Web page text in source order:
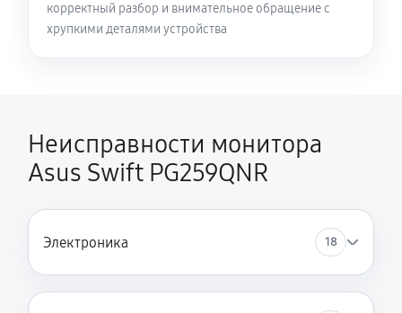
корректный разбор и внимательное обращение с
хрупкими деталями устройства
Неисправности монитора
Asus Swift PG259QNR
Электроника 18